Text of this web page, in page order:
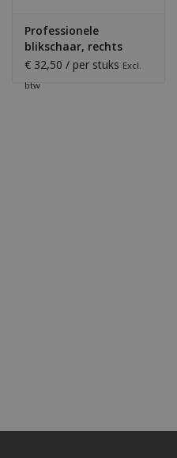
product.
Professionele
blikschaar, rechts
€ 32,50 / per stuks Excl.
btw